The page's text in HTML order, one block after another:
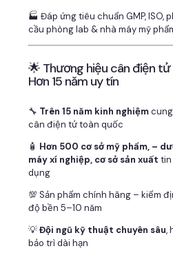
🏭 Đáp ứng tiêu chuẩn GMP, ISO,
cầu phòng lab & nhà máy mỹ
🌟 Thương hiệu cân điện tử
Hơn 15 năm uy tín
🔧 Trên 15 năm kinh nghiệm
cân điện tử toàn quốc
🧴 Hơn 500 cơ sở mỹ phẩm, –
máy xí nghiệp, cơ sở sản xuất tin
dụng
💯 Sản phẩm chính hãng – kiểm
độ bền 5–10 năm
💡Đội ngũ kỹ thuật chuyên sâu,
bảo trì dài hạn